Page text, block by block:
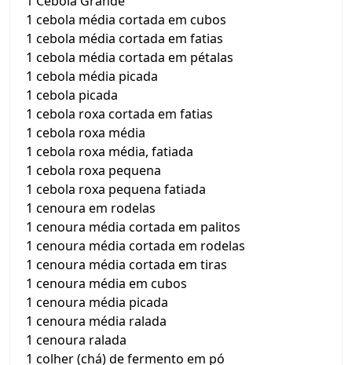
1 cebola média cortada em cubos
1 cebola média cortada em fatias
1 cebola média cortada em pétalas
1 cebola média picada
1 cebola picada
1 cebola roxa cortada em fatias
1 cebola roxa média
1 cebola roxa média, fatiada
1 cebola roxa pequena
1 cebola roxa pequena fatiada
1 cenoura em rodelas
1 cenoura média cortada em palitos
1 cenoura média cortada em rodelas
1 cenoura média cortada em tiras
1 cenoura média em cubos
1 cenoura média picada
1 cenoura média ralada
1 cenoura ralada
1 colher (chá) de fermento em pó